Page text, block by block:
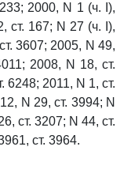
2000, N 1 (ч. I),
ст. 167; N 27 (ч. I),
3607; 2005, N 49,
2008, N 18, ст.
6248; 2011, N 1, ст.
N 29, ст. 3994; N
ст. 3207; N 44, ст.
ст. 3964.